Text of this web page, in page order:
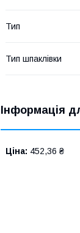
Тип
Тип шпаклівки
Інформація
Ціна: 452,36 ₴